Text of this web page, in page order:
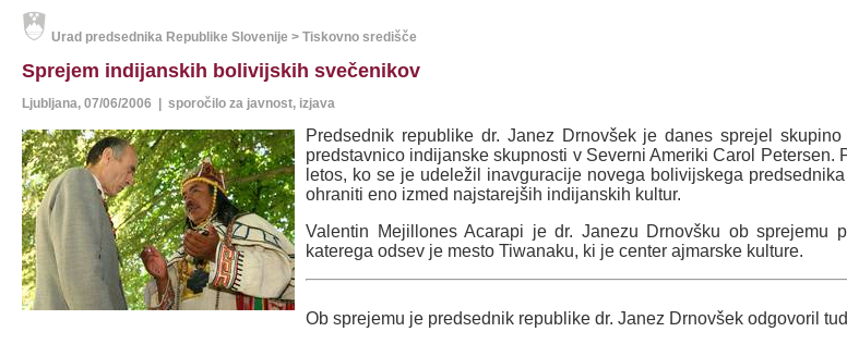
Urad predsednika Republike Slovenije > Tiskovno središče
Sprejem indijanskih bolivijskih svečenikov
Ljubljana, 07/06/2006 | sporočilo za javnost, izjava
Predsednik republike dr. Janez Drnovšek je danes sprejel
predstavnico indijanske skupnosti v Severni Ameriki Carol
letos, ko se je udeležil inavguracije novega bolivijskega
ohraniti eno izmed najstarejših indijanskih kultur.
Valentin Mejillones Acarapi je dr. Janezu Drnovšku ob sprejemu
katerega odsev je mesto Tiwanaku, ki je center ajmarske kulture.
Ob sprejemu je predsednik republike dr. Janez Drnovšek odgovoril